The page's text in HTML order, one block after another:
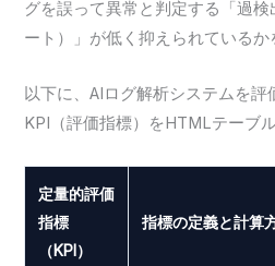
グを誤って異常と判定する「過
ート）」が低く抑えられているか
以下に、AIログ解析システムを
KPI（評価指標）をHTMLテーブ
定量的評価
指標
（KPI）
指標の定義と計算